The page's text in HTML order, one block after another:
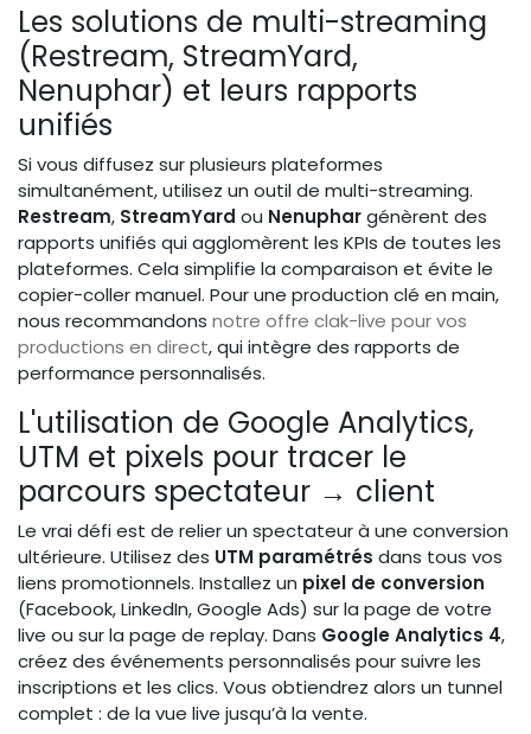
Les solutions de multi-streaming
(Restream, StreamYard,
Nenuphar) et leurs rapports
unifiés
Si vous diffusez sur plusieurs plateformes
simultanément, utilisez un outil de multi-streaming.
Restream, StreamYard ou Nenuphargénèrent des
rapports unifiés qui agglomèrent les KPIs de toutes les
plateformes. Cela simplifie la comparaison et évite le
copier-coller manuel. Pour une production clé en main,
nous recommandons notre offre clak-live pour vos
productions en direct, qui intègre des rapports de
performance personnalisés.
L'utilisation de Google Analytics,
UTM et pixels pour tracer le
parcours spectateur → client
Le vrai défi est de relier un spectateur à une conversion
ultérieure. Utilisez des UTM paramétrés dans tous vos
liens promotionnels. Installez un pixel de conversion
(Facebook, LinkedIn, Google Ads) sur la page de votre
live ou sur la page de replay. Dans Google Analytics 4,
créez des événements personnalisés pour suivre les
inscriptions et les clics. Vous obtiendrez alors un tunnel
complet : de la vue live jusqu’à la vente.